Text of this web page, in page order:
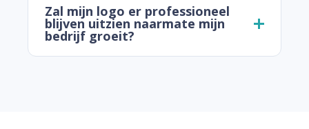
Zal mijn logo er professioneel
blijven uitzien naarmate mijn
bedrijf groeit?